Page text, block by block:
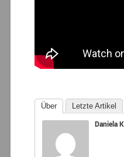
Über Letzte Artikel
Daniela